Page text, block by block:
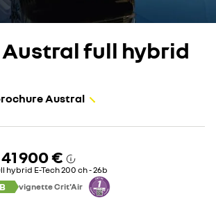
full hybrid
Austral
41 900 €
hybrid E-Tech 200 ch - 26b
B vignette Crit'Air